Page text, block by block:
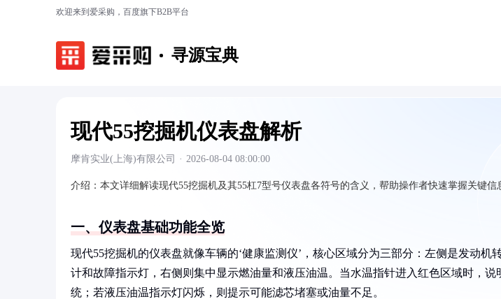
欢迎来到爱采购，百度旗下B2B平台
寻源宝典
现代55挖掘机仪表盘解析
摩肯实业(上海)有限公司 · 2026-08-04 08:00:00
介绍： 本文详细解读现代55挖掘机及其55杠7型号仪表盘各符号的含义，帮助操作者快速掌握关键信
一、仪表盘基础功能全览
现代55挖掘机的仪表盘就像车辆的‘健康监测仪’，核心区域分为三部分：左侧是发动机
计和故障指示灯，右侧则集中显示燃油量和液压油温。当水温指针进入红色区域时，说
统；若液压油温指示灯闪烁，则提示可能滤芯堵塞或油量不足。